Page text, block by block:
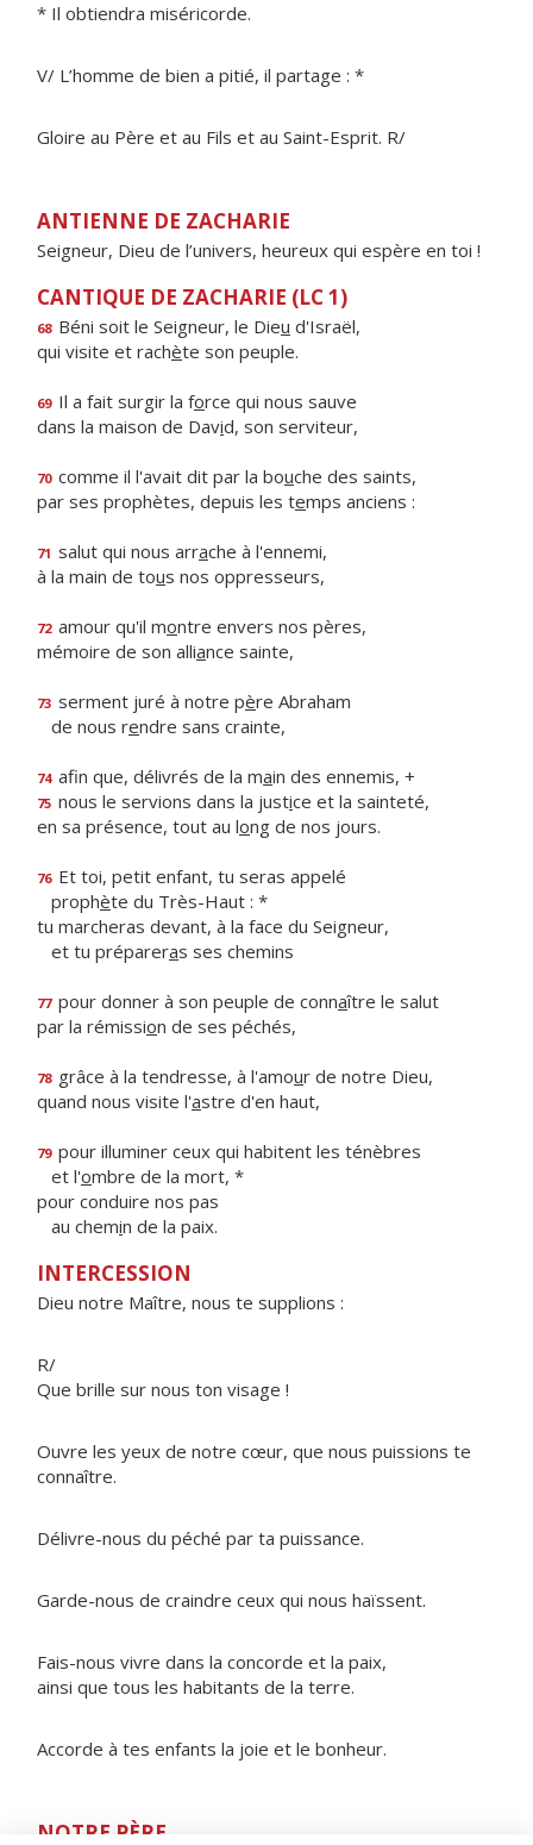
* Il obtiendra miséricorde.
V/ L’homme de bien a pitié, il partage : *
Gloire au Père et au Fils et au Saint-Esprit. R/
ANTIENNE DE ZACHARIE
Seigneur, Dieu de l’univers, heureux qui espère en toi !
CANTIQUE DE ZACHARIE (LC 1)
68 Béni soit le Seigneur, le Dieu d'Israël,
qui visite et rachète son peuple.
69 Il a fait surgir la force qui nous sauve
dans la maison de David, son serviteur,
70 comme il l'avait dit par la bouche des saints,
par ses prophètes, depuis les temps anciens :
71 salut qui nous arrache à l'ennemi,
à la main de tous nos oppresseurs,
72 amour qu'il montre envers nos pères,
mémoire de son alliance sainte,
73 serment juré à notre père Abraham
de nous rendre sans crainte,
74 afin que, délivrés de la main des ennemis, +
75 nous le servions dans la justice et la sainteté,
en sa présence, tout au long de nos jours.
76 Et toi, petit enfant, tu seras appelé
prophète du Très-Haut : *
tu marcheras devant, à la face du Seigneur,
et tu prépareras ses chemins
77 pour donner à son peuple de connaître le salut
par la rémission de ses péchés,
78 grâce à la tendresse, à l'amour de notre Dieu,
quand nous visite l'astre d'en haut,
79 pour illuminer ceux qui habitent les ténèbres
et l'ombre de la mort, *
pour conduire nos pas
au chemin de la paix.
INTERCESSION
Dieu notre Maître, nous te supplions :
R/
Que brille sur nous ton visage !
Ouvre les yeux de notre cœur, que nous puissions te
connaître.
Délivre-nous du péché par ta puissance.
Garde-nous de craindre ceux qui nous haïssent.
Fais-nous vivre dans la concorde et la paix,
ainsi que tous les habitants de la terre.
Accorde à tes enfants la joie et le bonheur.
NOTRE PÈRE